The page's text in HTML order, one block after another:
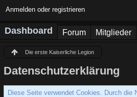
Anmelden oder registrieren
Dashboard Forum Mitglieder
Die erste Kaiserliche Legion
Datenschutzerklärung
Diese Seite verwendet Cookies. Durch die